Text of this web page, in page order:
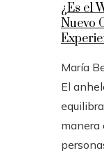
¿Es el
Nuevo
María
El
manera